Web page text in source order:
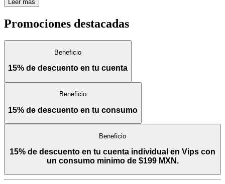
Leer más
Promociones destacadas
Beneficio
15% de descuento en tu cuenta
Beneficio
15% de descuento en tu consumo
Beneficio
15% de descuento en tu cuenta individual en Vips con
un consumo minimo de $199 MXN.